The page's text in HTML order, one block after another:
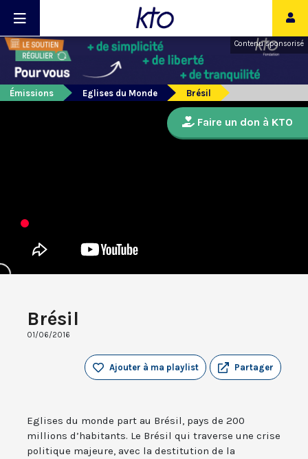
Contenu sponsorisé
Émissions Eglises du Monde Brésil
Brésil
01/06/2016
Partager
Ajouter à ma playlist
Eglises du monde part au Brésil, pays de 200
millions d’habitants. Le Brésil qui traverse une crise
politique majeure, avec la destitution de la
Faire un don à KTO